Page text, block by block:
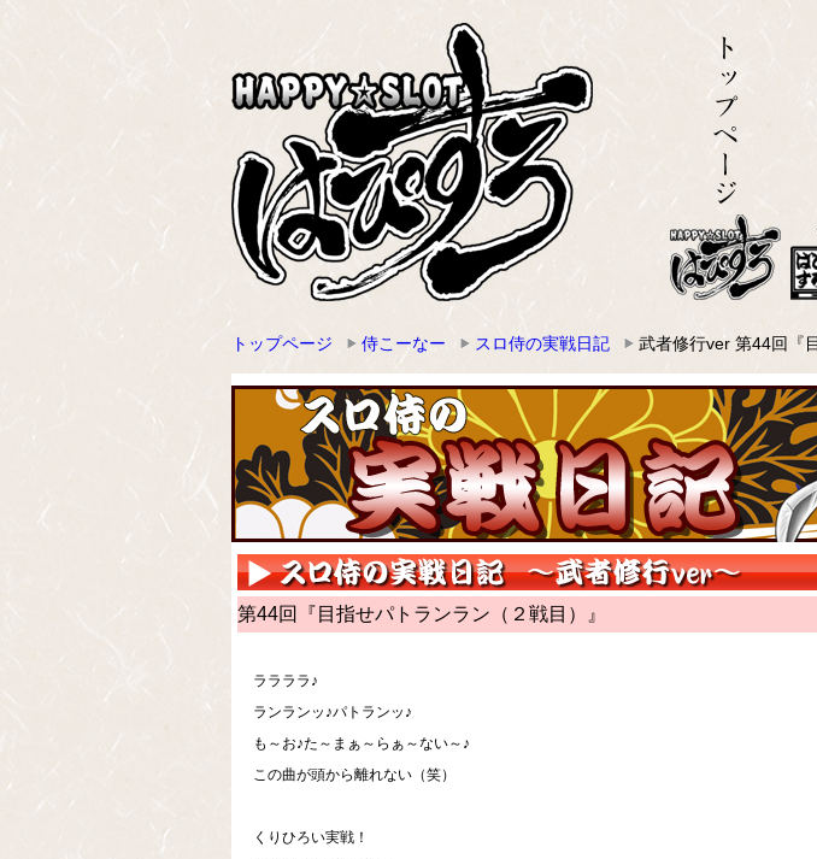
トップページ 侍こーなー スロ侍の実戦日記 武者修行ver 第44回『
第44回『目指せパトランラン（２戦目）』
ララララ♪
ランランッ♪パトランッ♪
も～お♪た～まぁ～らぁ～ない～♪
この曲が頭から離れない（笑）
くりひろい実戦！